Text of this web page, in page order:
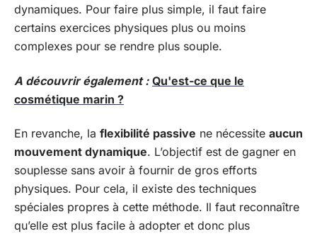
dynamiques. Pour faire plus simple, il faut faire
certains exercices physiques plus ou moins
complexes pour se rendre plus souple.
A découvrir également : Qu'est-ce que le
cosmétique marin ?
En revanche, la flexibilité passive ne nécessite aucun
mouvement dynamique. L’objectif est de gagner en
souplesse sans avoir à fournir de gros efforts
physiques. Pour cela, il existe des techniques
spéciales propres à cette méthode. Il faut reconnaître
qu’elle est plus facile à adopter et donc plus